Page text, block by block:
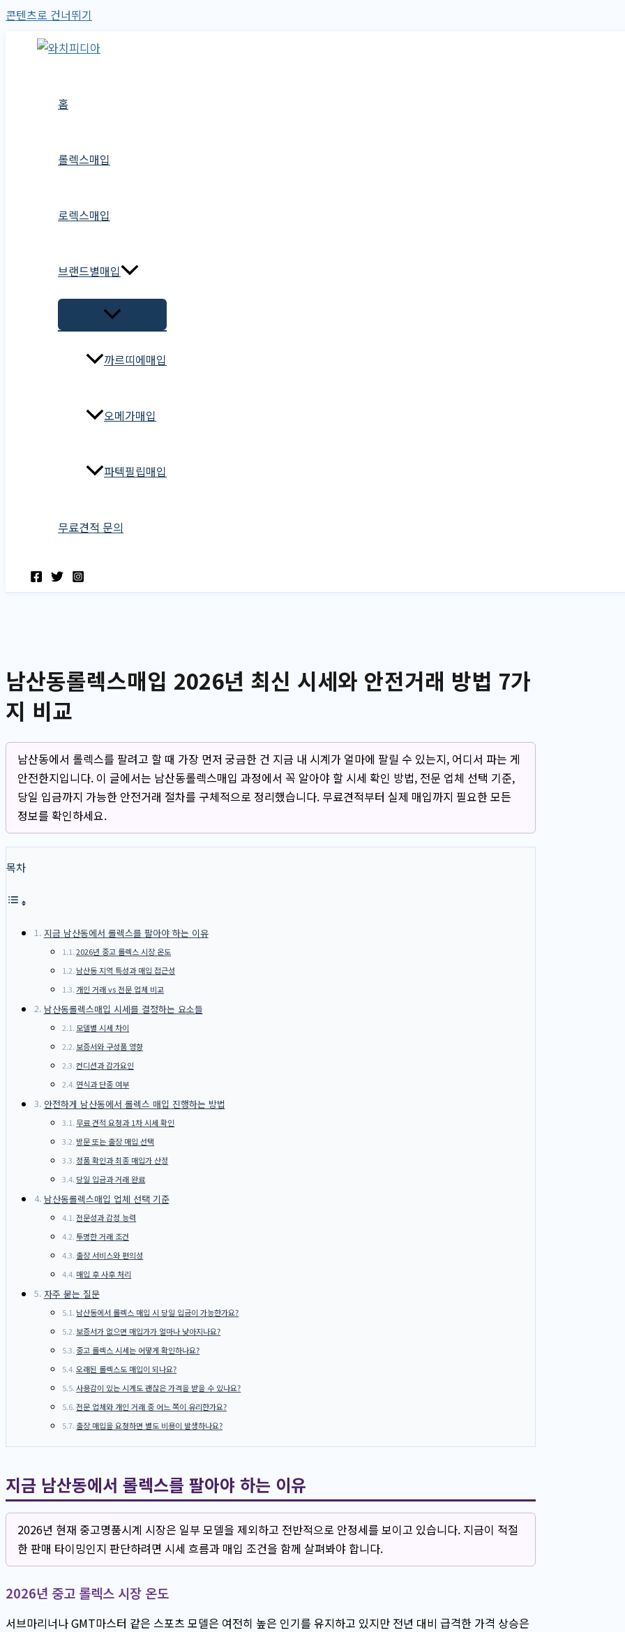
콘텐츠로 건너뛰기
홈
롤렉스매입
로렉스매입
브랜드별매입
까르띠에매입
오메가매입
파텍필립매입
무료견적 문의
남산동롤렉스매입 2026년 최신 시세와 안전거래 방법 7가
지 비교
남산동에서 롤렉스를 팔려고 할 때 가장 먼저 궁금한 건 지금 내 시계가 얼마에 팔릴 수 있는지, 어디서 파는 게
안전한지입니다. 이 글에서는 남산동롤렉스매입 과정에서 꼭 알아야 할 시세 확인 방법, 전문 업체 선택 기준,
당일 입금까지 가능한 안전거래 절차를 구체적으로 정리했습니다. 무료견적부터 실제 매입까지 필요한 모든
정보를 확인하세요.
목차
지금 남산동에서 롤렉스를 팔아야 하는 이유
2026년 중고 롤렉스 시장 온도
남산동 지역 특성과 매입 접근성
개인 거래 vs 전문 업체 비교
남산동롤렉스매입 시세를 결정하는 요소들
모델별 시세 차이
보증서와 구성품 영향
컨디션과 감가요인
연식과 단종 여부
안전하게 남산동에서 롤렉스 매입 진행하는 방법
무료 견적 요청과 1차 시세 확인
방문 또는 출장 매입 선택
정품 확인과 최종 매입가 산정
당일 입금과 거래 완료
남산동롤렉스매입 업체 선택 기준
전문성과 감정 능력
투명한 거래 조건
출장 서비스와 편의성
매입 후 사후 처리
자주 묻는 질문
남산동에서 롤렉스 매입 시 당일 입금이 가능한가요?
보증서가 없으면 매입가가 얼마나 낮아지나요?
중고 롤렉스 시세는 어떻게 확인하나요?
오래된 롤렉스도 매입이 되나요?
사용감이 있는 시계도 괜찮은 가격을 받을 수 있나요?
전문 업체와 개인 거래 중 어느 쪽이 유리한가요?
출장 매입을 요청하면 별도 비용이 발생하나요?
지금 남산동에서 롤렉스를 팔아야 하는 이유
2026년 현재 중고명품시계 시장은 일부 모델을 제외하고 전반적으로 안정세를 보이고 있습니다. 지금이 적절
한 판매 타이밍인지 판단하려면 시세 흐름과 매입 조건을 함께 살펴봐야 합니다.
2026년 중고 롤렉스 시장 온도
서브마리너나 GMT마스터 같은 스포츠 모델은 여전히 높은 인기를 유지하고 있지만 전년 대비 급격한 가격 상승은